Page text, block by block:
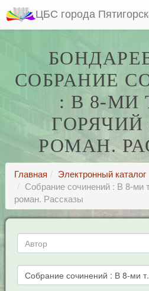
ЦБС города
СОБРАНИЕ
: В 8-МИ
ГОРЯЧИЙ
РОМАН.
Главная
Электронный каталог
Собрание сочинений : В 8-ми
роман. Рассказы